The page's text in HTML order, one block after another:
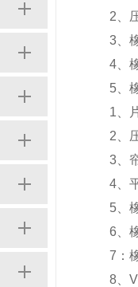
2、压
3、橡
4、橡
5、橡
1、片
2、压
3、帘
4、平
5、橡
6、橡
7：橡
8、V